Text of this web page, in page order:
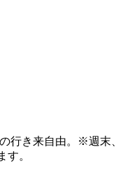
行き来自由。※週末、
す。